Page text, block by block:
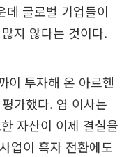
데 글로벌 기업들이
지 않다는 것이다.
이 투자해 온 아르헨
가했다. 염 이사는
자산이 이제 결실을
업이 흑자 전환에도